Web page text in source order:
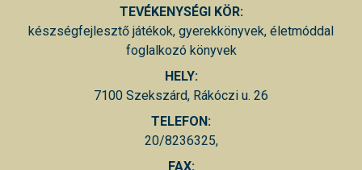
TEVÉKENYSÉGI KÖR:
készségfejlesztő játékok, gyerekkönyvek, életmóddal
foglalkozó könyvek
HELY:
7100 Szekszárd, Rákóczi u. 26
TELEFON:
20/8236325,
FAX: